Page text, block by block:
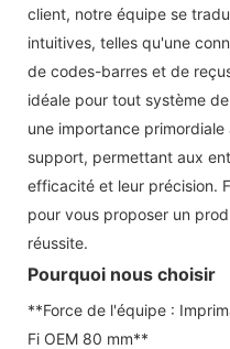
client, notre équipe se
intuitives, telles qu'une
de codes-barres et de
idéale pour tout système
une importance
support, permettant aux
efficacité et leur précision.
pour vous proposer un
réussite.
Pourquoi nous choisir
**Force de l'équipe :
Fi OEM 80 mm**